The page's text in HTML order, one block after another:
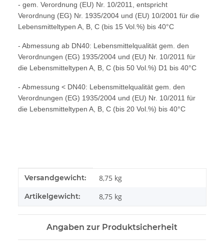
- gem. Verordnung (EU) Nr. 10/2011, entspricht
Verordnung (EG) Nr. 1935/2004 und (EU) 10/2001 für die
Lebensmitteltypen A, B, C (bis 15 Vol.%) bis 40°C
- Abmessung ab DN40: Lebensmittelqualität gem. den
Verordnungen (EG) 1935/2004 und (EU) Nr. 10/2011 für
die Lebensmitteltypen A, B, C (bis 50 Vol.%) D1 bis 40°C
- Abmessung < DN40: Lebensmittelqualität gem. den
Verordnungen (EG) 1935/2004 und (EU) Nr. 10/2011 für
die Lebensmitteltypen A, B, C (bis 20 Vol.%) bis 40°C
Produkteigenschaft
Wert
Versandgewicht: 8,75 kg
Artikelgewicht: 8,75 kg
Angaben zur Produktsicherheit